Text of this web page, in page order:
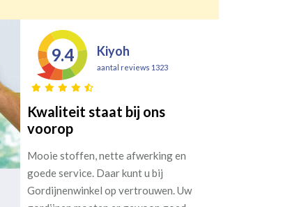
9.4 Kiyoh
aantal reviews 1323
Kwaliteit staat bij ons
voorop
Mooie stoffen, nette afwerking en
goede service. Daar kunt u bij
Gordijnenwinkel op vertrouwen. Uw